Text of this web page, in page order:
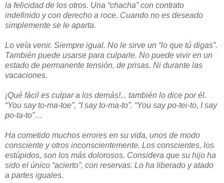
la felicidad de los otros. Una “chacha” con contrato
indefinido y con derecho a roce. Cuando no es deseado
simplemente se le aparta.
Lo veía venir. Siempre igual. No le sirve un “lo que tú digas”.
También puede usarse para culparle. No puede vivir en un
estado de permanente tensión, de prisas. Ni durante las
vacaciones.
¡Qué fácil es culpar a los demás!... también lo dice por él.
“You say to-ma-toe”, “I say to-ma-to”. “You say po-tei-to, I say
po-ta-to”…
Ha cometido muchos errores en su vida, unos de modo
consciente y otros inconscientemente. Los conscientes, los
estúpidos, son los más dolorosos. Considera que su hijo ha
sido el único “acierto”, con reservas. Lo ha liberado y atado
a partes iguales.